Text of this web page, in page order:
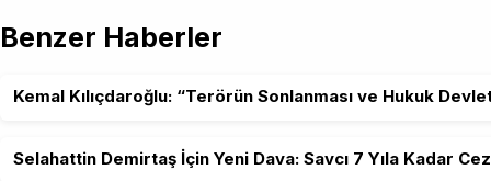
Benzer Haberler
Kemal Kılıçdaroğlu: “Terörün Sonlanması ve Hukuk
Selahattin Demirtaş İçin Yeni Dava: Savcı 7 Yıla Kadar